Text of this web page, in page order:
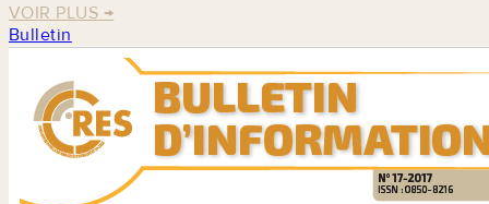
VOIR PLUS →
Bulletin